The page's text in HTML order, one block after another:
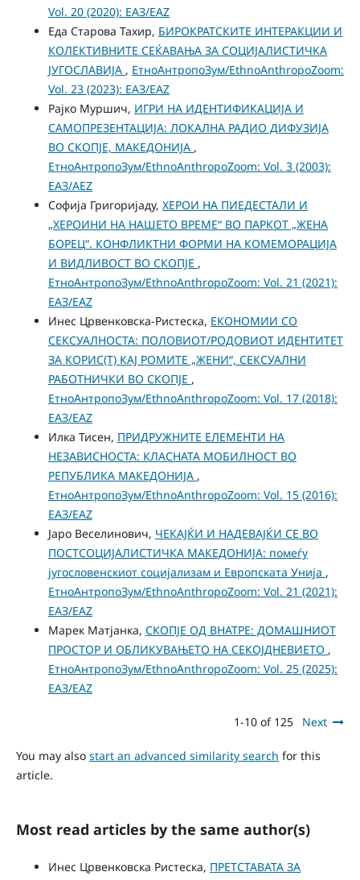
Vol. 20 (2020): ЕАЗ/EAZ
Еда Старова Тахир, БИРОКРАТСКИТЕ ИНТЕРАКЦИИ И
КОЛЕКТИВНИТЕ СЕЌАВАЊА ЗА СОЦИЈАЛИСТИЧКА
ЈУГОСЛАВИЈА , ЕтноАнтропоЗум/EthnoAnthropoZoom:
Vol. 23 (2023): ЕАЗ/EAZ
Рајко Муршич, ИГРИ НА ИДЕНТИФИКАЦИЈА И
САМОПРЕЗЕНТАЦИЈА: ЛОКАЛНА РАДИО ДИФУЗИЈА
ВО СКОПЈЕ, МАКЕДОНИЈА ,
ЕтноАнтропоЗум/EthnoAnthropoZoom: Vol. 3 (2003):
ЕАЗ/AEZ
Софија Григоријаду, ХЕРОИ НА ПИЕДЕСТАЛИ И
„ХЕРОИНИ НА НАШЕТО ВРЕМЕ“ ВО ПАРКОТ „ЖЕНА
БОРЕЦ“. КОНФЛИКТНИ ФОРМИ НА КОМЕМОРАЦИЈА
И ВИДЛИВОСТ ВО СКОПЈЕ ,
ЕтноАнтропоЗум/EthnoAnthropoZoom: Vol. 21 (2021):
ЕАЗ/EAZ
Инес Црвенковска-Ристеска, ЕКОНОМИИ СО
СЕКСУАЛНОСТА: ПОЛОВИОТ/РОДОВИОТ ИДЕНТИТЕТ
ЗА КОРИС(Т) КАЈ РОМИТЕ „ЖЕНИ“, СЕКСУАЛНИ
РАБОТНИЧКИ ВО СКОПЈЕ ,
ЕтноАнтропоЗум/EthnoAnthropoZoom: Vol. 17 (2018):
ЕАЗ/EAZ
Илка Тисен, ПРИДРУЖНИТЕ ЕЛЕМЕНТИ НА
НЕЗАВИСНОСТА: КЛАСНАТА МОБИЛНОСТ ВО
РЕПУБЛИКА МАКЕДОНИЈА ,
ЕтноАнтропоЗум/EthnoAnthropoZoom: Vol. 15 (2016):
ЕАЗ/EAZ
Јаро Веселинович, ЧЕКАЈЌИ И НАДЕВАЈЌИ СЕ ВО
ПОСТСОЦИЈАЛИСТИЧКА МАКЕДОНИЈА: помеѓу
југословенскиот социјализам и Европската Унија ,
ЕтноАнтропоЗум/EthnoAnthropoZoom: Vol. 21 (2021):
ЕАЗ/EAZ
Марек Матјанка, СКОПЈЕ ОД ВНАТРЕ: ДОМАШНИОТ
ПРОСТОР И ОБЛИКУВАЊЕТО НА СЕКОЈДНЕВИЕТО ,
ЕтноАнтропоЗум/EthnoAnthropoZoom: Vol. 25 (2025):
ЕАЗ/EAZ
1-10 of 125 Next
You may also start an advanced similarity search for this
article.
Most read articles by the same author(s)
Инес Црвенковска Ристеска, ПРЕТСТАВАТА ЗА